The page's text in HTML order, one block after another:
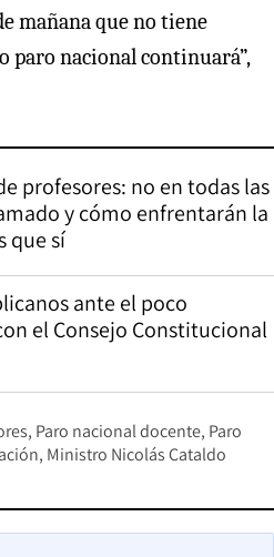
mañana que no tiene
paro nacional continuará”,
profesores: no en todas las
y cómo enfrentarán la
que sí
ante el poco
el Consejo Constitucional
Paro nacional docente Paro
Ministro Nicolás Cataldo